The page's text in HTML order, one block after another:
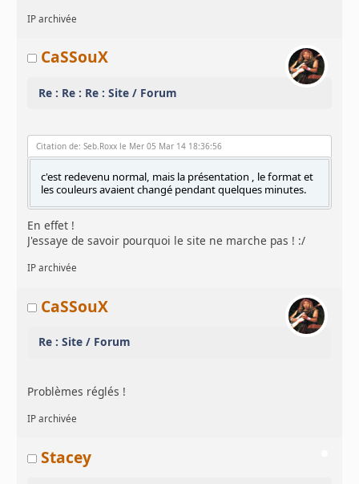
IP archivée
CaSSouX
Re : Re : Re : Site / Forum
Citation de: Seb.Roxx le Mer 05 Mar 14 18:36:56
c'est redevenu normal, mais la présentation , le format et
les couleurs avaient changé pendant quelques minutes.
En effet !
J'essaye de savoir pourquoi le site ne marche pas ! :/
IP archivée
CaSSouX
Re : Site / Forum
Problèmes réglés !
IP archivée
Stacey